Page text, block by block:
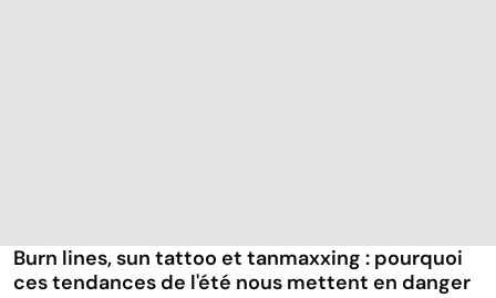
Burn lines, sun tattoo et tanmaxxing : pourquoi
ces tendances de l'été nous mettent en danger